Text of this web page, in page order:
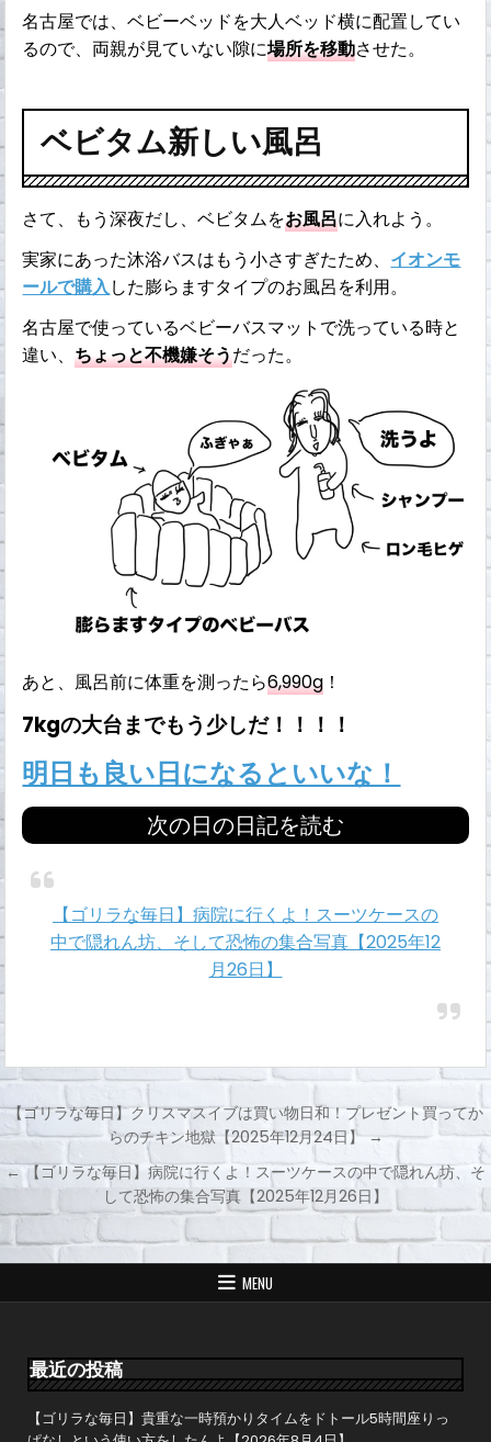
名古屋では、ベビーベッドを大人ベッド横に配置してい
るので、両親が見ていない隙に場所を移動させた。
ベビタム新しい風呂
さて、もう深夜だし、ベビタムをお風呂に入れよう。
実家にあった沐浴バスはもう小さすぎたため、 イオンモ
ールで購入した膨らますタイプのお風呂を利用。
名古屋で使っているベビーバスマットで洗っている時と
違い、ちょっと不機嫌そうだった。
あと、風呂前に体重を測ったら6,990g ！
7kgの大台までもう少しだ！！！！
明日も良い日になるといいな！
次の日の日記を読む
【ゴリラな毎日】病院に行くよ！スーツケースの
中で隠れん坊、そして恐怖の集合写真【2025年12
月26日】
投
稿
ナ
ビ
ー
シ
ョ
【ゴリラな毎日】クリスマスイブは買い物日和！プレゼント買ってか
らのチキン地獄【2025年12月24日】 →
← 【ゴリラな毎日】病院に行くよ！スーツケースの中で隠れん坊、そ
して恐怖の集合写真【2025年12月26日】
MENU
最近の投稿
【ゴリラな毎日】貴重な一時預かりタイムをドトール5時間座りっ